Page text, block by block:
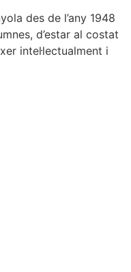
des de l’any 1948
d’estar al costat
intel·lectualment i